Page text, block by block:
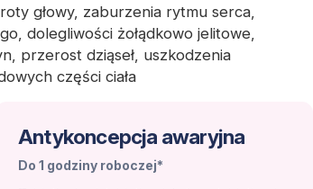
głowy, zaburzenia rytmu serca,
dolegliwości żołądkowo jelitowe,
przerost dziąseł, uszkodzenia
części ciała
Antykoncepcja awaryjna
Do 1 godziny roboczej*